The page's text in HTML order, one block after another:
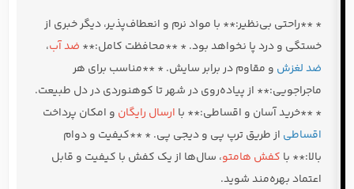
* **راحتی بی‌نظیر:** با مواد نرم و انعطاف‌پذیر، دیگر خبری از
خستگی و درد پا نخواهد بود. * **محافظت کامل:** ضد آب،
ضد لغزش و مقاوم در برابر سایش. * **مناسب برای هر
ماجراجویی:** از پیاده‌روی در شهر تا کوهنوردی در دل طبیعت.
* **خرید آسان و اقساطی:** با ارسال رایگان و امکان پرداخت
اقساطی از طریق ترپ پی و دیجی پی. * **کیفیت و دوام
بالا:** با کفش هامتو، سال‌ها از یک کفش با کیفیت و قابل
اعتماد بهره‌مند شوید.